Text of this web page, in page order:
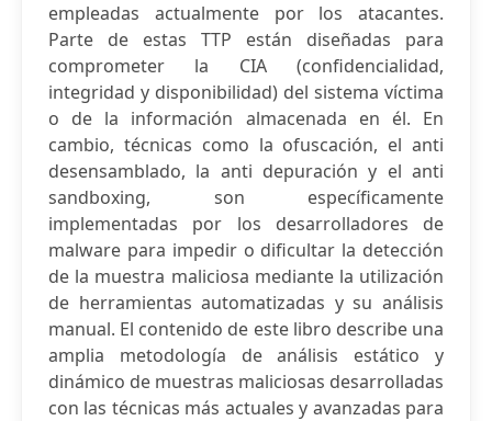
empleadas actualmente por los atacantes.
Parte de estas TTP están diseñadas para
comprometer la CIA (confidencialidad,
integridad y disponibilidad) del sistema víctima
o de la información almacenada en él. En
cambio, técnicas como la ofuscación, el anti
desensamblado, la anti depuración y el anti
sandboxing, son específicamente
implementadas por los desarrolladores de
malware para impedir o dificultar la detección
de la muestra maliciosa mediante la utilización
de herramientas automatizadas y su análisis
manual. El contenido de este libro describe una
amplia metodología de análisis estático y
dinámico de muestras maliciosas desarrolladas
con las técnicas más actuales y avanzadas para